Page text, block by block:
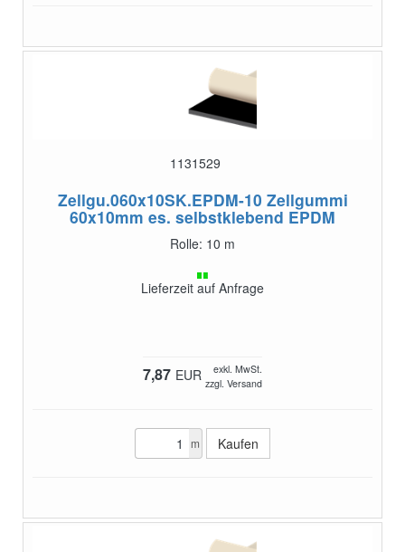
1131529
Zellgu.060x10SK.EPDM-10 Zellgummi
60x10mm es. selbstklebend EPDM
Rolle: 10 m
Lieferzeit auf Anfrage
7,87 EUR
exkl. MwSt.
zzgl. Versand
m